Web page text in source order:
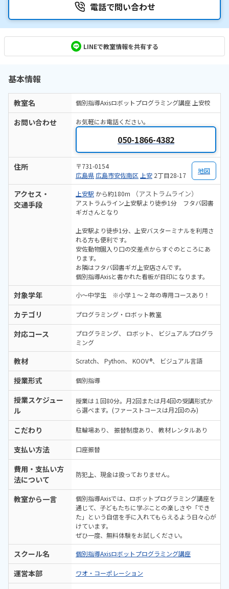
電話で問い合わせ
LINEで教室情報を共有する
基本情報
教室名 個別指導Axisロボットプログラミング講座 上安校
お問い合わせ お気軽にお電話ください。
050-1866-4382
住所
〒731-0154
広島県 広島市安佐南区 上安 2丁目28-17
地図
アクセス・
交通手段
上安駅 から約180m （アストラムライン）
アストラムライン上安駅より徒歩1分 フタバ図書
ギガさんとなり
上安駅より徒歩1分、上安バスターミナルを利用さ
れる方も便利です。
安佐動物園入り口の交差点からすぐのところにあ
ります。
お隣はフタバ図書ギガ上安店さんです。
個別指導Axisと書かれた看板が目印になります。
対象学年 小～中学生 ※小学１～２年の専用コースあり！
カテゴリ プログラミング・ロボット教室
対応コース プログラミング ロボット
ビジュアルプログラ
ミング
教材 Scratch Python KOOV® ビジュアル言語
授業形式 個別指導
授業スケジュー
ル
授業は１回80分。月2回または月4回の受講形式か
ら選べます。(ファーストコースは月2回のみ)
こだわり 駐輪場あり 振替制度あり 教材レンタルあり
支払い方法 口座振替
費用・支払い方
法について
防犯上、現金は扱っておりません。
教室から一言
個別指導Axisでは、ロボットプログラミング講座を
通じて、子どもたちに学ぶことの楽しさや「でき
た」という自信を手に入れてもらえるよう日々心が
けています。
ぜひ一度、無料体験をお試しください。
スクール名 個別指導Axisロボットプログラミング講座
運営本部 ワオ・コーポレーション